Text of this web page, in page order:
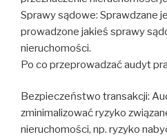
Sprawy sądowe: Sprawdzane
prowadzone jakieś sprawy
nieruchomości.
Po co przeprowadzać audyt
Bezpieczeństwo transakcji:
zminimalizować ryzyko
nieruchomości, np. ryzyko